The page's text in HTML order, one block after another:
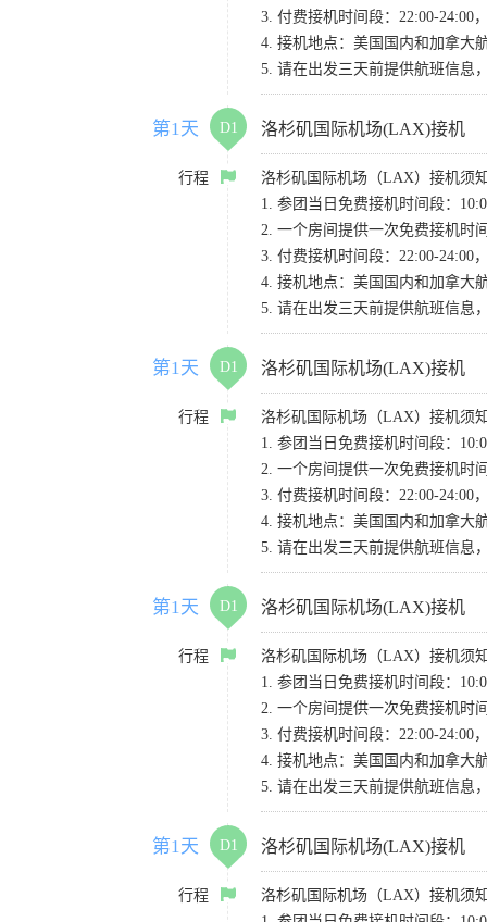
3. 付费接机时间段：22:00-24:00
4. 接机地点：美国国内和加拿大
5. 请在出发三天前提供航班信息
第1天 D1 洛杉矶国际机场(LAX)接机
行程
洛杉矶国际机场（LAX）接机须
1. 参团当日免费接机时间段：
2. 一个房间提供一次免费接机时
3. 付费接机时间段：22:00-24:00
4. 接机地点：美国国内和加拿大
5. 请在出发三天前提供航班信息
第1天 D1 洛杉矶国际机场(LAX)接机
行程
洛杉矶国际机场（LAX）接机须
1. 参团当日免费接机时间段：
2. 一个房间提供一次免费接机时
3. 付费接机时间段：22:00-24:00
4. 接机地点：美国国内和加拿大
5. 请在出发三天前提供航班信息
第1天 D1 洛杉矶国际机场(LAX)接机
行程
洛杉矶国际机场（LAX）接机须
1. 参团当日免费接机时间段：
2. 一个房间提供一次免费接机时
3. 付费接机时间段：22:00-24:00
4. 接机地点：美国国内和加拿大
5. 请在出发三天前提供航班信息
第1天 D1 洛杉矶国际机场(LAX)接机
行程
洛杉矶国际机场（LAX）接机须